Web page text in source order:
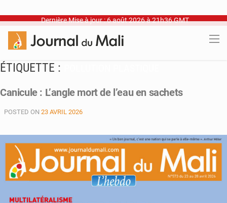
Dernière Mise à jour : 6 août 2026 à 21h36 GMT
ÉTIQUETTE :
Canicule : L’angle mort de l’eau en sachets
POSTED ON 23 AVRIL 2026